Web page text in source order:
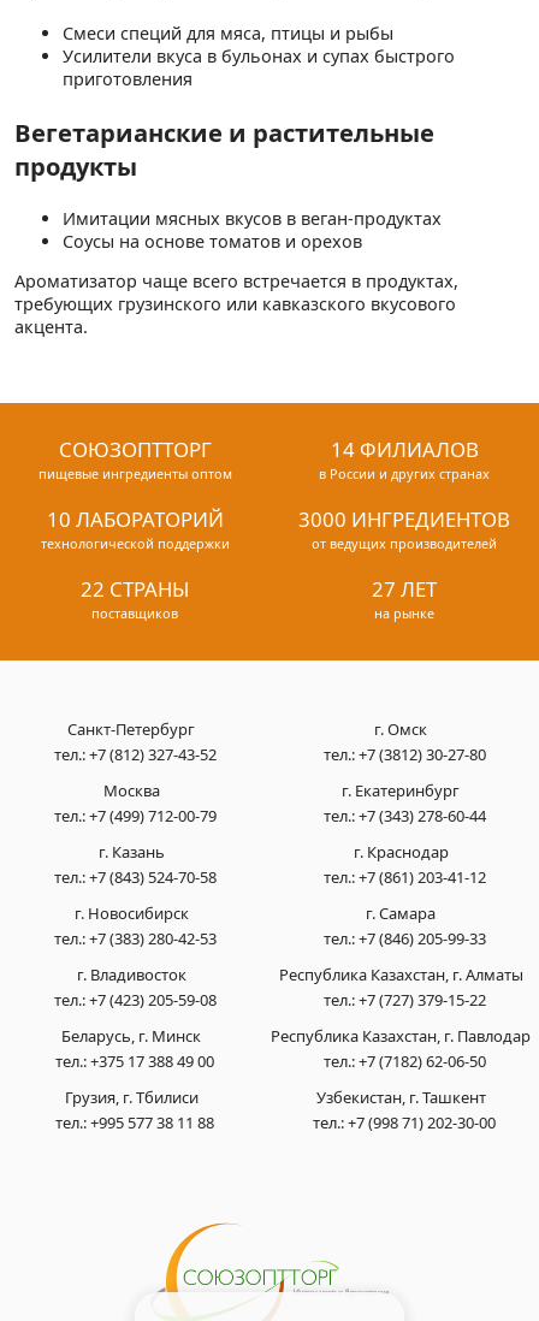
Смеси специй для мяса, птицы и рыбы
Усилители вкуса в бульонах и супах быстрого
приготовления
Вегетарианские и растительные
продукты
Имитации мясных вкусов в веган-продуктах
Соусы на основе томатов и орехов
Ароматизатор чаще всего встречается в продуктах,
требующих грузинского или кавказского вкусового
акцента.
СОЮЗОПТТОРГ
пищевые ингредиенты оптом
14 ФИЛИАЛОВ
в России и других странах
10 ЛАБОРАТОРИЙ
технологической поддержки
3000 ИНГРЕДИЕНТОВ
от ведущих производителей
22 СТРАНЫ
поставщиков
27 ЛЕТ
на рынке
Санкт-Петербург
тел.:+7 (812) 327-43-52
Москва
тел.:+7 (499) 712-00-79
г. Казань
тел.:+7 (843) 524-70-58
г. Новосибирск
тел.:+7 (383) 280-42-53
г. Омск
тел.:+7 (3812) 30-27-80
г. Екатеринбург
тел.:+7 (343) 278-60-44
г. Краснодар
тел.:+7 (861) 203-41-12
г. Самара
тел.:+7 (846) 205-99-33
г. Владивосток
тел.:+7 (423) 205-59-08
Беларусь, г. Минск
тел.:+375 17 388 49 00
Грузия, г. Тбилиси
тел.:+995 577 38 11 88
Республика Казахстан, г. Алматы
тел.:+7 (727) 379-15-22
Республика Казахстан, г. Павлодар
тел.:+7 (7182) 62-06-50
Узбекистан, г. Ташкент
тел.:+7 (998 71) 202-30-00